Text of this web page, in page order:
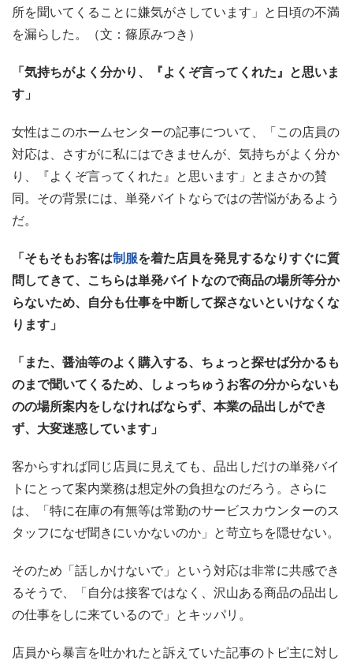
所を聞いてくることに嫌気がさしています」と日頃の不満
を漏らした。（文：篠原みつき）
「気持ちがよく分かり、『よくぞ言ってくれた』と思いま
す」
女性はこのホームセンターの記事について、「この店員の
対応は、さすがに私にはできませんが、気持ちがよく分か
り、『よくぞ言ってくれた』と思います」とまさかの賛
同。その背景には、単発バイトならではの苦悩があるよう
だ。
「そもそもお客は制服を着た店員を発見するなりすぐに質
問してきて、こちらは単発バイトなので商品の場所等分か
らないため、自分も仕事を中断して探さないといけなくな
ります」
「また、醤油等のよく購入する、ちょっと探せば分かるも
のまで聞いてくるため、しょっちゅうお客の分からないも
のの場所案内をしなければならず、本業の品出しができ
ず、大変迷惑しています」
客からすれば同じ店員に見えても、品出しだけの単発バイ
トにとって案内業務は想定外の負担なのだろう。さらに
は、「特に在庫の有無等は常勤のサービスカウンターのス
タッフになぜ聞きにいかないのか」と苛立ちを隠せない。
そのため「話しかけないで」という対応は非常に共感でき
るそうで、「自分は接客ではなく、沢山ある商品の品出し
の仕事をしに来ているので」とキッパリ。
店員から暴言を吐かれたと訴えていた記事のトピ主に対し